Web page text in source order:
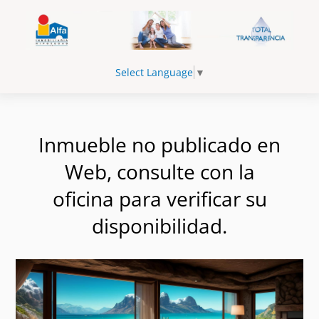
Select Language ▼
Inmueble no publicado en
Web, consulte con la
oficina para verificar su
disponibilidad.